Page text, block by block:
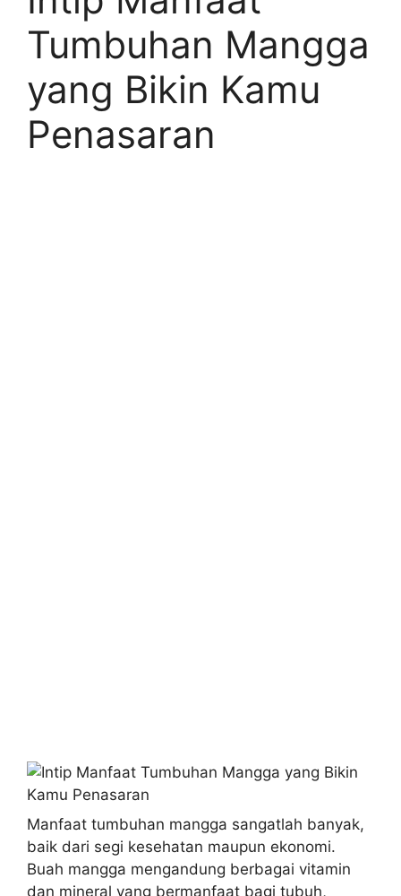
Tumbuhan Mangga
yang Bikin Kamu
Penasaran
Manfaat tumbuhan mangga sangatlah banyak,
baik dari segi kesehatan maupun ekonomi.
Buah mangga mengandung berbagai vitamin
dan mineral yang bermanfaat bagi tubuh,